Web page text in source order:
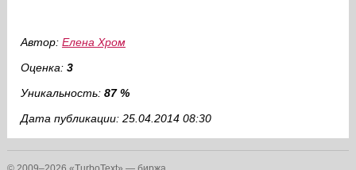
Автор: Елена Хром
Оценка: 3
Уникальность: 87 %
Дата публикации: 25.04.2014 08:30